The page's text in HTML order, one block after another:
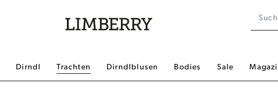
Dirndl Trachten Dirndlblusen Bodies Sale